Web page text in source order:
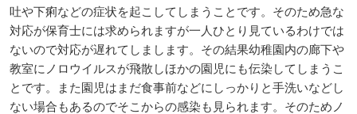
吐や下痢などの症状を起こしてしまうことです。そのため急な
対応が保育士には求められますが一人ひとり見ているわけでは
ないので対応が遅れてしまします。その結果幼稚園内の廊下や
教室にノロウイルスが飛散しほかの園児にも伝染してしまうこ
とです。また園児はまだ食事前などにしっかりと手洗いなどし
ない場合もあるのでそこからの感染も見られます。そのためノ